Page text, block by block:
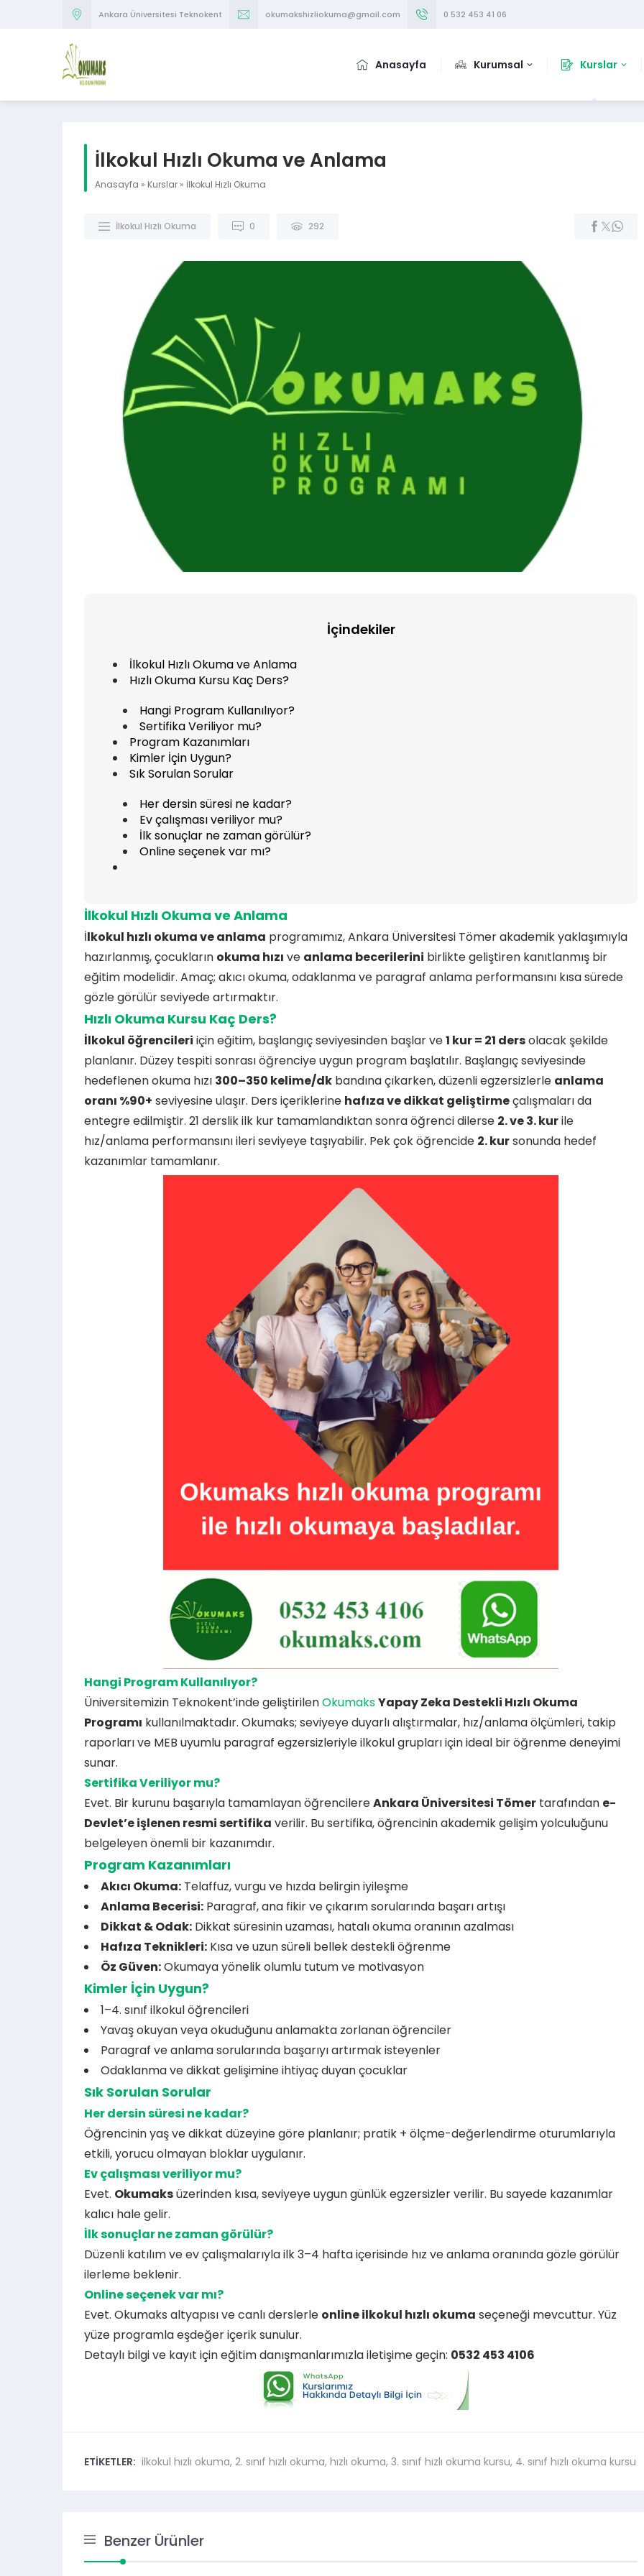
Ankara Üniversitesi Teknokent okumakshizliokuma@gmail.com 0 532 453 41 06
Anasayfa Kurumsal Kurslar
İlkokul Hızlı Okuma ve Anlama
Anasayfa » Kurslar » İlkokul Hızlı Okuma
İlkokul Hızlı Okuma 0 292
İçindekiler
İlkokul Hızlı Okuma ve Anlama
Hızlı Okuma Kursu Kaç Ders?
Hangi Program Kullanılıyor?
Sertifika Veriliyor mu?
Program Kazanımları
Kimler İçin Uygun?
Sık Sorulan Sorular
Her dersin süresi ne kadar?
Ev çalışması veriliyor mu?
İlk sonuçlar ne zaman görülür?
Online seçenek var mı?
İlkokul Hızlı Okuma ve Anlama
İlkokul hızlı okuma ve anlama programımız, Ankara Üniversitesi Tömer akademik yaklaşımıyla
hazırlanmış, çocukların okuma hızı ve anlama becerilerini birlikte geliştiren kanıtlanmış bir
eğitim modelidir. Amaç; akıcı okuma, odaklanma ve paragraf anlama performansını kısa sürede
gözle görülür seviyede artırmaktır.
Hızlı Okuma Kursu Kaç Ders?
İlkokul öğrencileri için eğitim, başlangıç seviyesinden başlar ve1 kur = 21 dersolacak şekilde
planlanır. Düzey tespiti sonrası öğrenciye uygun program başlatılır. Başlangıç seviyesinde
hedeflenen okuma hızı 300–350 kelime/dk bandına çıkarken, düzenli egzersizlerle anlama
oranı %90+ seviyesine ulaşır. Ders içeriklerine hafıza ve dikkat geliştirmeçalışmaları da
entegre edilmiştir. 21 derslik ilk kur tamamlandıktan sonra öğrenci dilerse 2. ve 3. kurile
hız/anlama performansını ileri seviyeye taşıyabilir. Pek çok öğrencide 2. kursonunda hedef
kazanımlar tamamlanır.
Hangi Program Kullanılıyor?
Üniversitemizin Teknokent’inde geliştirilenOkumaksYapay Zeka Destekli Hızlı Okuma
Programı kullanılmaktadır. Okumaks; seviyeye duyarlı alıştırmalar, hız/anlama ölçümleri, takip
raporları ve MEB uyumlu paragraf egzersizleriyle ilkokul grupları için ideal bir öğrenme deneyimi
sunar.
Sertifika Veriliyor mu?
Evet. Bir kurunu başarıyla tamamlayan öğrencilereAnkara Üniversitesi Tömer tarafından e-
Devlet’e işlenen resmi sertifika verilir. Bu sertifika, öğrencinin akademik gelişim yolculuğunu
belgeleyen önemli bir kazanımdır.
Program Kazanımları
Akıcı Okuma: Telaffuz, vurgu ve hızda belirgin iyileşme
Anlama Becerisi: Paragraf, ana fikir ve çıkarım sorularında başarı artışı
Dikkat & Odak: Dikkat süresinin uzaması, hatalı okuma oranının azalması
Hafıza Teknikleri: Kısa ve uzun süreli bellek destekli öğrenme
Öz Güven:Okumaya yönelik olumlu tutum ve motivasyon
Kimler İçin Uygun?
1–4. sınıf ilkokul öğrencileri
Yavaş okuyan veya okuduğunu anlamakta zorlanan öğrenciler
Paragraf ve anlama sorularında başarıyı artırmak isteyenler
Odaklanma ve dikkat gelişimine ihtiyaç duyan çocuklar
Sık Sorulan Sorular
Her dersin süresi ne kadar?
Öğrencinin yaş ve dikkat düzeyine göre planlanır; pratik + ölçme-değerlendirme oturumlarıyla
etkili, yorucu olmayan bloklar uygulanır.
Ev çalışması veriliyor mu?
Evet. Okumaksüzerinden kısa, seviyeye uygun günlük egzersizler verilir. Bu sayede kazanımlar
kalıcı hale gelir.
İlk sonuçlar ne zaman görülür?
Düzenli katılım ve ev çalışmalarıyla ilk 3–4 hafta içerisinde hız ve anlama oranında gözle görülür
ilerleme beklenir.
Online seçenek var mı?
Evet. Okumaks altyapısı ve canlı derslerle online ilkokul hızlı okuma seçeneği mevcuttur. Yüz
yüze programla eşdeğer içerik sunulur.
Detaylı bilgi ve kayıt için eğitim danışmanlarımızla iletişime geçin: 0532 453 4106
ETİKETLER: ilkokul hızlı okuma, 2. sınıf hızlı okuma, hızlı okuma, 3. sınıf hızlı okuma kursu, 4. sınıf hızlı okuma kursu
Benzer Ürünler